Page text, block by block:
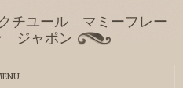
ユール マミーフレー
ジャポン